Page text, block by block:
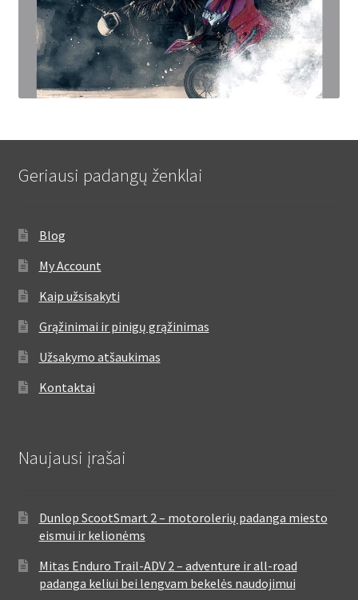
Geriausi padangų ženklai
Blog
My Account
Kaip užsisakyti
Grąžinimai ir pinigų grąžinimas
Užsakymo atšaukimas
Kontaktai
Naujausi įrašai
Dunlop ScootSmart 2 – motorolerių padanga miesto
eismui ir kelionėms
Mitas Enduro Trail-ADV 2 – adventure ir all-road
padanga keliui bei lengvam bekelės naudojimui